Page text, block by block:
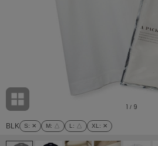
ョン雑貨 (865)
/ランジェリー (127)
Ame no chi Hare
アメノチハレ
AMOMMA
アモマ
BLK S: ✕ M: △ L : △ XL : ✕
1 / 9